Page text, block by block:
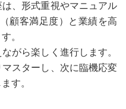
、形式重視やマニュアル
顧客満足度）と業績を高
。
がら楽しく進行します。
スターし、次に臨機応変
す。